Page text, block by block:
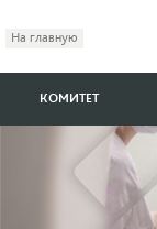
На главную
КОМИТЕТ